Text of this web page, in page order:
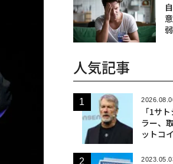
人気記事
「1サ
ラー、
ットコ